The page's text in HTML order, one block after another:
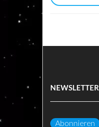
NEWSLETTER
Abonnieren